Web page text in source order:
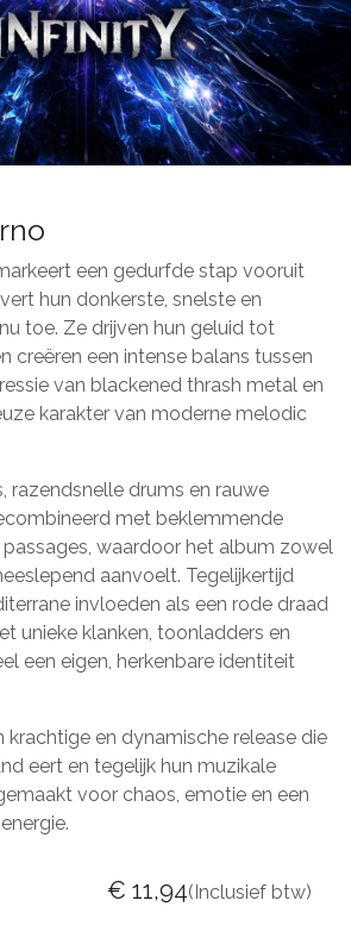
een gedurfde stap vooruit
hun donkerste, snelste en
toe. Ze drijven hun geluid tot
creëren een intense balans tussen
van blackened thrash metal en
karakter van moderne melodic
razendsnelle drums en rauwe
met beklemmende
waardoor het album zowel
aanvoelt. Tegelijkertijd
invloeden als een rode draad
unieke klanken, toonladders en
een eigen, herkenbare identiteit
krachtige en dynamische release die
eert en tegelijk hun muzikale
voor chaos, emotie en een
€ 11,94(Inclusief btw)